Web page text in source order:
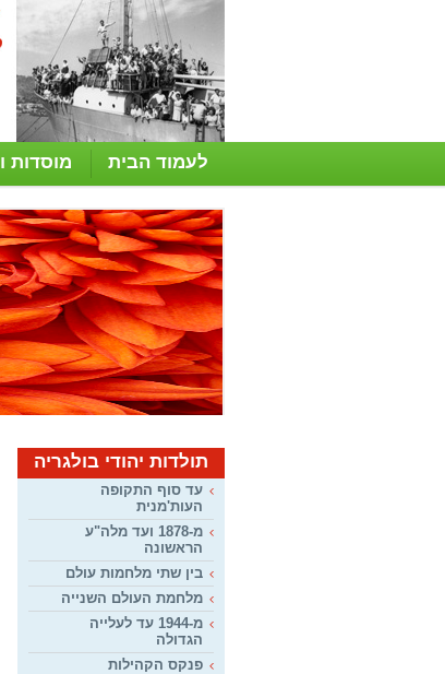
לעמוד הבית מוסדות
תולדות יהודי בולגריה
עד סוף התקופה
העות'מנית
מ-1878 ועד מלה"ע
הראשונה
בין שתי מלחמות עולם
מלחמת העולם השנייה
מ-1944 עד לעלייה
הגדולה
פנקס הקהילות